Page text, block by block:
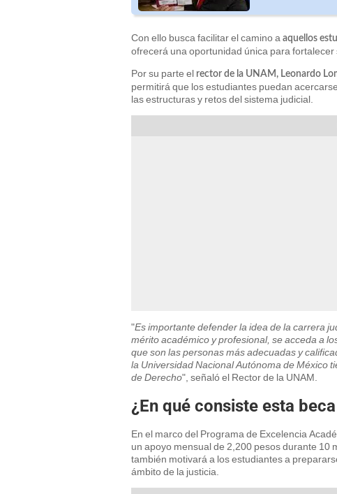
Con ello busca facilitar el camino a aquellos
ofrecerá una oportunidad única para
Por su parte el rector de la UNAM, Leonardo
permitirá que los estudiantes puedan
las estructuras y retos del sistema judicial.
"Es importante defender la idea de la carrera
mérito académico y profesional, se acceda a
que son las personas más adecuadas y
la Universidad Nacional Autónoma de México
de Derecho", señaló el Rector de la UNAM.
¿En qué consiste esta
En el marco del Programa de Excelencia
un apoyo mensual de 2,200 pesos durante 10
también motivará a los estudiantes a
ámbito de la justicia.